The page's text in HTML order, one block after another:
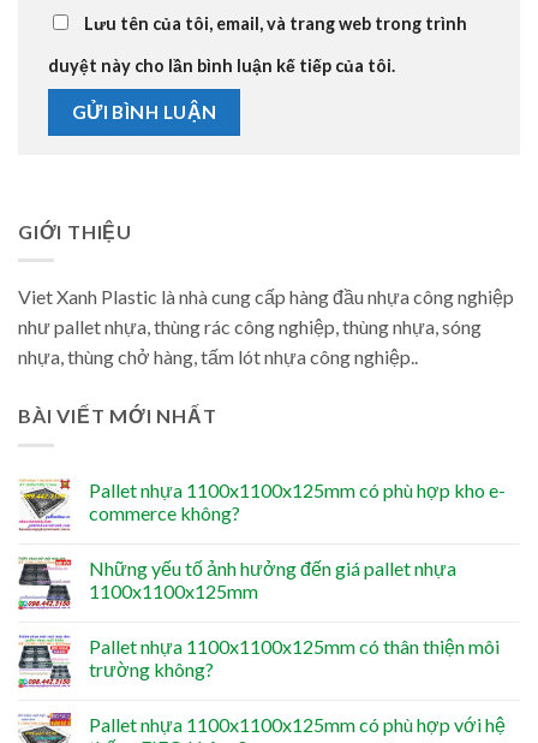
Lưu tên của tôi, email, và trang web trong trình
duyệt này cho lần bình luận kế tiếp của tôi.
GIỚI THIỆU
Viet Xanh Plastic là nhà cung cấp hàng đầu nhựa công nghiệp
như pallet nhựa, thùng rác công nghiệp, thùng nhựa, sóng
nhựa, thùng chở hàng, tấm lót nhựa công nghiệp..
BÀI VIẾT MỚI NHẤT
Pallet nhựa 1100x1100x125mm có phù hợp kho e-
commerce không?
Những yếu tố ảnh hưởng đến giá pallet nhựa
1100x1100x125mm
Pallet nhựa 1100x1100x125mm có thân thiện môi
trường không?
Pallet nhựa 1100x1100x125mm có phù hợp với hệ